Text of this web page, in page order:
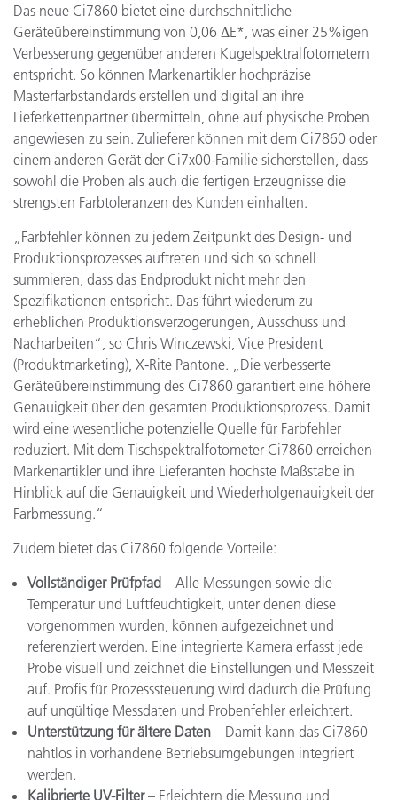
Das neue Ci7860 bietet eine durchschnittliche
Geräteübereinstimmung von 0,06 ΔE*, was einer 25%igen
Verbesserung gegenüber anderen Kugelspektralfotometern
entspricht. So können Markenartikler hochpräzise
Masterfarbstandards erstellen und digital an ihre
Lieferkettenpartner übermitteln, ohne auf physische Proben
angewiesen zu sein. Zulieferer können mit dem Ci7860 oder
einem anderen Gerät der Ci7x00-Familie sicherstellen, dass
sowohl die Proben als auch die fertigen Erzeugnisse die
strengsten Farbtoleranzen des Kunden einhalten.
„Farbfehler können zu jedem Zeitpunkt des Design- und
Produktionsprozesses auftreten und sich so schnell
summieren, dass das Endprodukt nicht mehr den
Spezifikationen entspricht. Das führt wiederum zu
erheblichen Produktionsverzögerungen, Ausschuss und
Nacharbeiten“, so Chris Winczewski, Vice President
(Produktmarketing), X-Rite Pantone. „Die verbesserte
Geräteübereinstimmung des Ci7860 garantiert eine höhere
Genauigkeit über den gesamten Produktionsprozess. Damit
wird eine wesentliche potenzielle Quelle für Farbfehler
reduziert. Mit dem Tischspektralfotometer Ci7860 erreichen
Markenartikler und ihre Lieferanten höchste Maßstäbe in
Hinblick auf die Genauigkeit und Wiederholgenauigkeit der
Farbmessung.“
Zudem bietet das Ci7860 folgende Vorteile:
Vollständiger Prüfpfad – Alle Messungen sowie die
Temperatur und Luftfeuchtigkeit, unter denen diese
vorgenommen wurden, können aufgezeichnet und
referenziert werden. Eine integrierte Kamera erfasst jede
Probe visuell und zeichnet die Einstellungen und Messzeit
auf. Profis für Prozesssteuerung wird dadurch die Prüfung
auf ungültige Messdaten und Probenfehler erleichtert.
Unterstützung für ältere Daten – Damit kann das Ci7860
nahtlos in vorhandene Betriebsumgebungen integriert
werden.
Kalibrierte UV-Filter – Erleichtern die Messung und